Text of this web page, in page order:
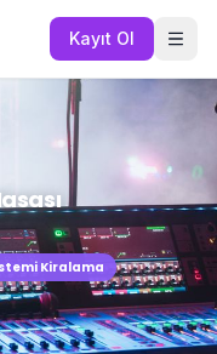
Kayıt Ol
Kiralama